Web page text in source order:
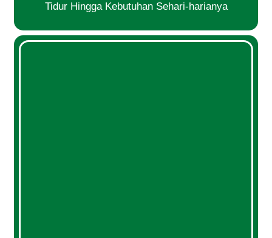
Tidur Hingga Kebutuhan Sehari-harianya